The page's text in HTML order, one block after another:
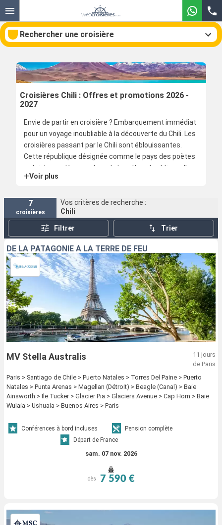
Rechercher une croisière
Ports Compagnies
Rechercher
Croisières Chili : Offres et promotions 2026 -
2027
Envie de partir en croisière ? Embarquement immédiat
pour un voyage inoubliable à la découverte du Chili. Les
croisières passant par le Chili sont éblouissantes.
Cette république désignée comme le pays des poètes
est riche en découvertes ; de la culture traditionnelle
aux lieux incontournables comme l’île de Pâques ou la
modération.
+Voir plus
7
croisières
Vos critères de recherche :
Chili
Filtrer Trier
DE LA PATAGONIE À LA TERRE DE FEU
MV Stella Australis
11 jours
de Paris
Paris > Santiago de Chile > Puerto Natales > Torres Del Paine > Puerto
Natales > Punta Arenas > Magellan (Détroit) > Beagle (Canal) > Baie
Ainsworth > Ile Tucker > Glacier Pia > Glaciers Avenue > Cap Horn > Baie
Wulaia > Ushuaia > Buenos Aires > Paris
Conférences à bord incluses
Pension complète
Départ de France
sam. 07 nov. 2026
dès 7 590 €